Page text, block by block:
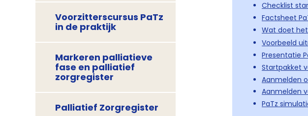
Voorzitterscursus PaTz
in de praktijk
Markeren palliatieve
fase en palliatief
zorgregister
Palliatief Zorgregister
Checklist
Factsheet
Wat doet het
Voorbeeld
Presentatie
Startpakket
Aanmelden
Aanmelden
PaTz